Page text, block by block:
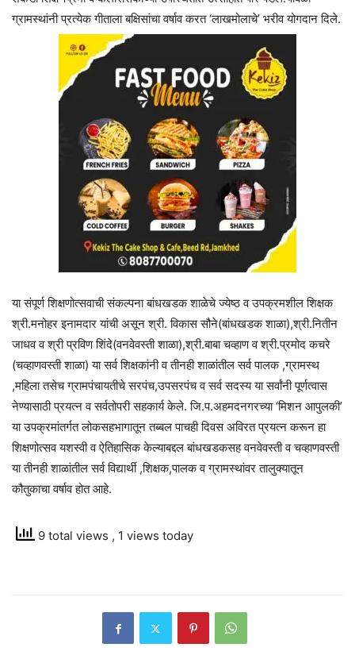
ग्रामस्थांनी प्रत्येक गीताला बक्षिसांचा वर्षाव करत ‘लाखमोलाचे’ भरीव योगदान दिले.
या संपूर्ण शिक्षणोत्सवाची संकल्पना बांधखडक शाळेचे ज्येष्ठ व उपक्रमशील शिक्षक
श्री.मनोहर इनामदार यांची असून श्री. विकास सौने(बांधखडक शाळा),श्री.नितीन
जाधव व श्री प्रविण शिंदे(वनवेवस्ती शाळा),श्री.बाबा चव्हाण व श्री.प्रमोद कचरे
(चव्हाणवस्ती शाळा) या सर्व शिक्षकांनी व तीनही शाळांतील सर्व पालक ,ग्रामस्थ
,महिला तसेच ग्रामपंचायतीचे सरपंच,उपसरपंच व सर्व सदस्य या सर्वांनी पूर्णत्वास
नेण्यासाठी प्रयत्न व सर्वतोपरी सहकार्य केले. जि.प.अहमदनगरच्या ‘मिशन आपुलकी’
या उपक्रमांतर्गत लोकसहभागातून तब्बल पाचही दिवस अविरत प्रयत्न करून हा
शिक्षणोत्सव यशस्वी व ऐतिहासिक केल्याबद्दल बांधखडकसह वनवेवस्ती व चव्हाणवस्ती
या तीनही शाळांतील सर्व विद्यार्थी ,शिक्षक,पालक व ग्रामस्थांवर तालुक्यातून
कौतुकाचा वर्षाव होत आहे.
9 total views , 1 views today